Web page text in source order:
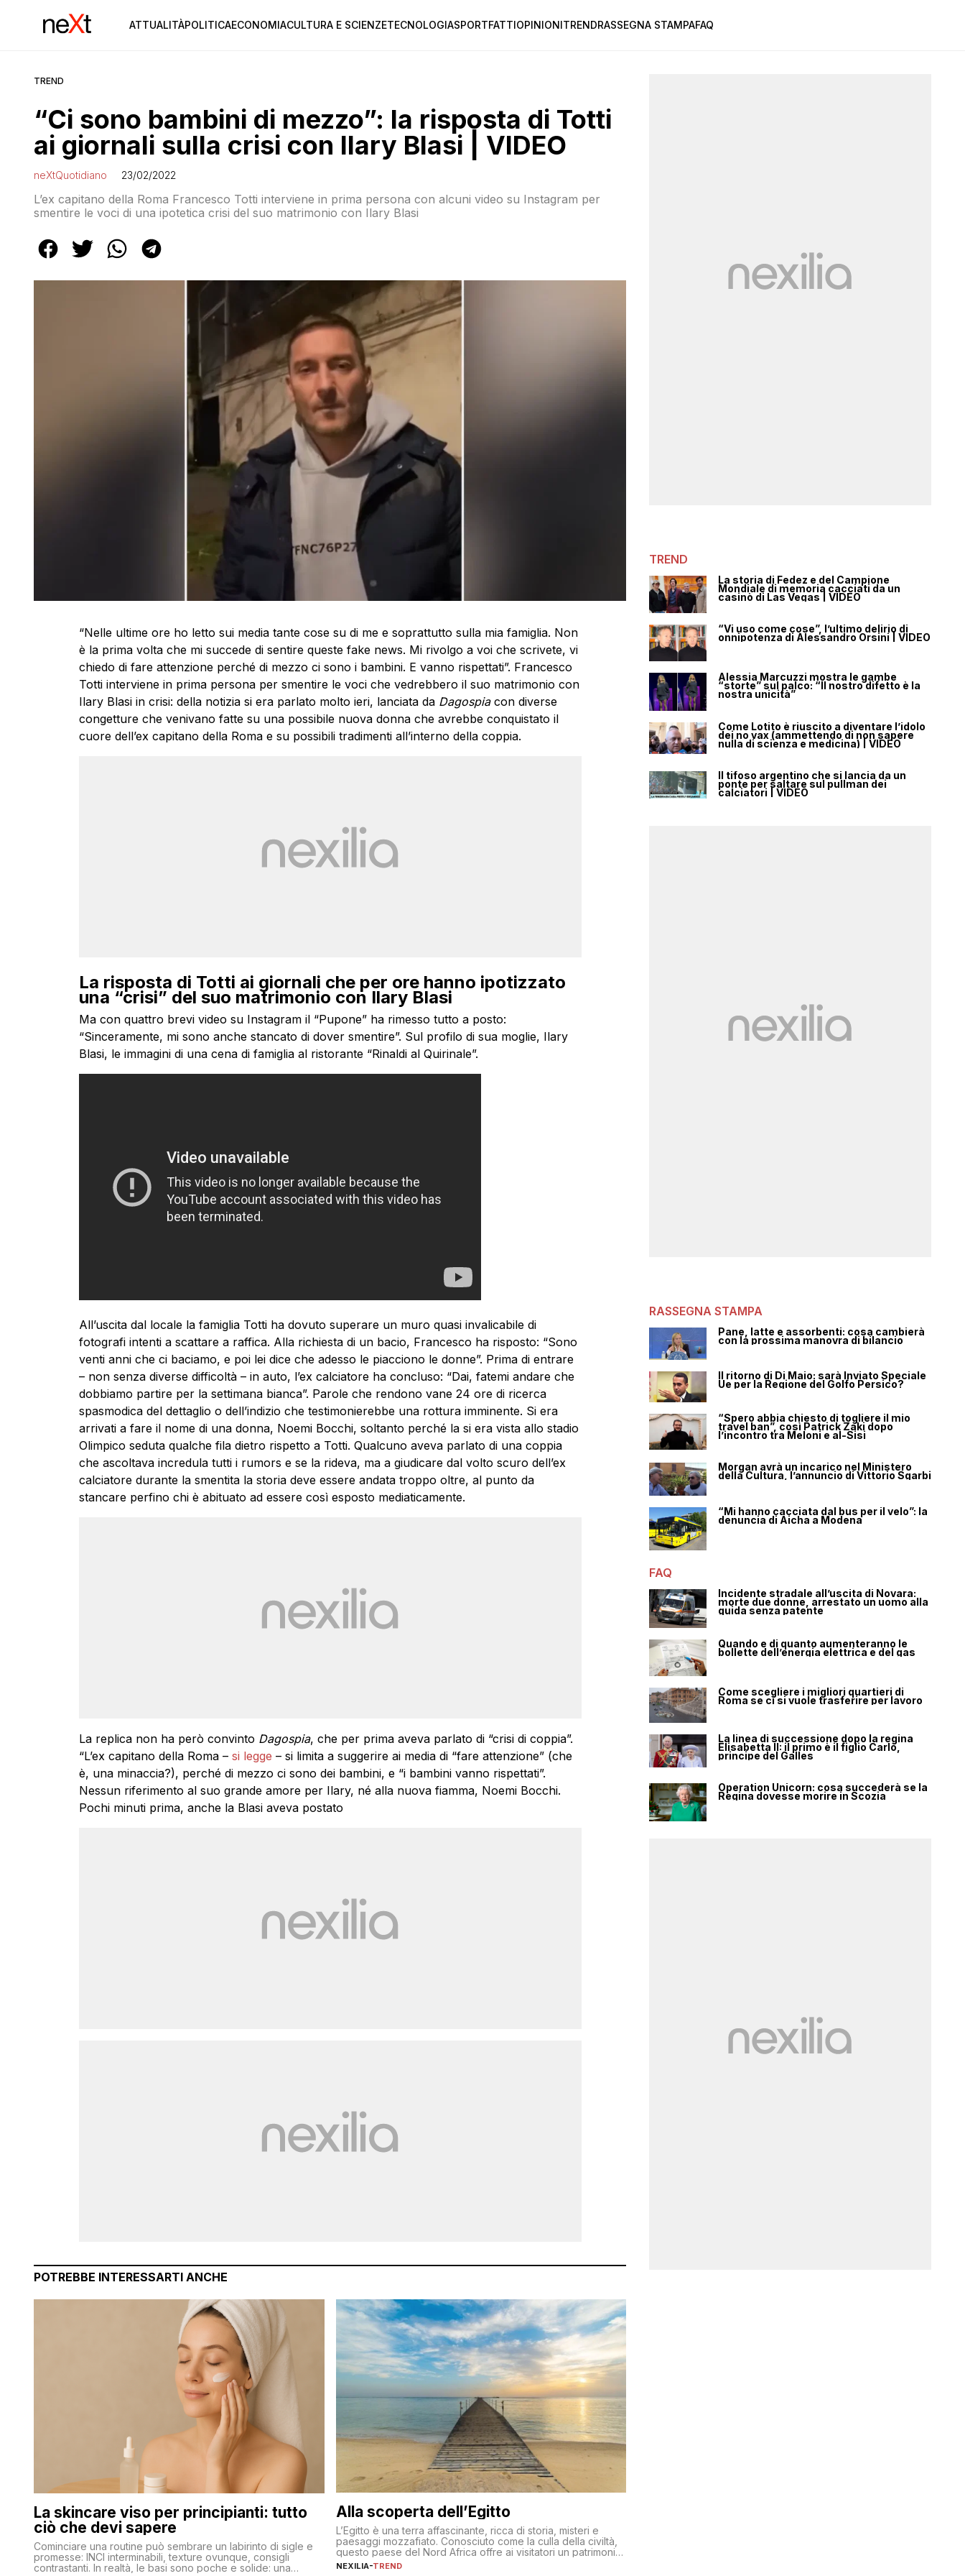
ATTUALITÀPOLITICAECONOMIACULTURA E SCIENZETECNOLOGIASPORTFATTIOPINIONITRENDRASSEGNA STAMPAFAQ
TREND
“Ci sono bambini di mezzo”: la risposta di Totti
ai giornali sulla crisi con Ilary Blasi | VIDEO
neXtQuotidiano 23/02/2022
L’ex capitano della Roma Francesco Totti interviene in prima persona con alcuni video su Instagram per
smentire le voci di una ipotetica crisi del suo matrimonio con Ilary Blasi
“Nelle ultime ore ho letto sui media tante cose su di me e soprattutto sulla mia famiglia. Non
è la prima volta che mi succede di sentire queste fake news. Mi rivolgo a voi che scrivete, vi
chiedo di fare attenzione perché di mezzo ci sono i bambini. E vanno rispettati”. Francesco
Totti interviene in prima persona per smentire le voci che vedrebbero il suo matrimonio con
Ilary Blasi in crisi: della notizia si era parlato molto ieri, lanciata da Dagospiacon diverse
congetture che venivano fatte su una possibile nuova donna che avrebbe conquistato il
cuore dell’ex capitano della Roma e su possibili tradimenti all’interno della coppia.
La risposta di Totti ai giornali che per ore hanno ipotizzato
una “crisi” del suo matrimonio con Ilary Blasi
Ma con quattro brevi video su Instagram il “Pupone” ha rimesso tutto a posto:
“Sinceramente, mi sono anche stancato di dover smentire”. Sul profilo di sua moglie, Ilary
Blasi, le immagini di una cena di famiglia al ristorante “Rinaldi al Quirinale”.
All’uscita dal locale la famiglia Totti ha dovuto superare un muro quasi invalicabile di
fotografi intenti a scattare a raffica. Alla richiesta di un bacio, Francesco ha risposto: “Sono
venti anni che ci baciamo, e poi lei dice che adesso le piacciono le donne”. Prima di entrare
– non senza diverse difficoltà – in auto, l’ex calciatore ha concluso: “Dai, fatemi andare che
dobbiamo partire per la settimana bianca”. Parole che rendono vane 24 ore di ricerca
spasmodica del dettaglio o dell’indizio che testimonierebbe una rottura imminente. Si era
arrivati a fare il nome di una donna, Noemi Bocchi, soltanto perché la si era vista allo stadio
Olimpico seduta qualche fila dietro rispetto a Totti. Qualcuno aveva parlato di una coppia
che ascoltava incredula tutti i rumors e se la rideva, ma a giudicare dal volto scuro dell’ex
calciatore durante la smentita la storia deve essere andata troppo oltre, al punto da
stancare perfino chi è abituato ad essere così esposto mediaticamente.
La replica non ha però convinto Dagospia, che per prima aveva parlato di “crisi di coppia”.
“L’ex capitano della Roma – si legge – si limita a suggerire ai media di “fare attenzione” (che
è, una minaccia?), perché di mezzo ci sono dei bambini, e “i bambini vanno rispettati”.
Nessun riferimento al suo grande amore per Ilary, né alla nuova fiamma, Noemi Bocchi.
Pochi minuti prima, anche la Blasi aveva postato
POTREBBE INTERESSARTI ANCHE
La skincare viso per principianti: tutto
ciò che devi sapere
Cominciare una routine può sembrare un labirinto di sigle e
promesse: INCI interminabili, texture ovunque, consigli
contrastanti. In realtà, le basi sono poche e solide: una
Alla scoperta dell’Egitto
L’Egitto è una terra affascinante, ricca di storia, misteri e
paesaggi mozzafiato. Conosciuto come la culla della civiltà,
questo paese del Nord Africa offre ai visitatori un patrimonio
culturale unico al mondo. Attraverso i millenni, l’Egitto è stato
NEXILIA-TREND
TREND
La storia di Fedez e del Campione
Mondiale di memoria cacciati da un
casinò di Las Vegas | VIDEO
“Vi uso come cose”, l’ultimo delirio di
onnipotenza di Alessandro Orsini | VIDEO
Alessia Marcuzzi mostra le gambe
“storte” sul palco: “Il nostro difetto è la
nostra unicità”
Come Lotito è riuscito a diventare l’idolo
dei no vax (ammettendo di non sapere
nulla di scienza e medicina) | VIDEO
Il tifoso argentino che si lancia da un
ponte per saltare sul pullman dei
calciatori | VIDEO
RASSEGNA STAMPA
Pane, latte e assorbenti: cosa cambierà
con la prossima manovra di bilancio
Il ritorno di Di Maio: sarà Inviato Speciale
Ue per la Regione del Golfo Persico?
“Spero abbia chiesto di togliere il mio
travel ban”, così Patrick Zaki dopo
l’incontro tra Meloni e al-Sisi
Morgan avrà un incarico nel Ministero
della Cultura, l’annuncio di Vittorio Sgarbi
“Mi hanno cacciata dal bus per il velo”: la
denuncia di Aicha a Modena
FAQ
Incidente stradale all’uscita di Novara:
morte due donne, arrestato un uomo alla
guida senza patente
Quando e di quanto aumenteranno le
bollette dell’energia elettrica e del gas
Come scegliere i migliori quartieri di
Roma se ci si vuole trasferire per lavoro
La linea di successione dopo la regina
Elisabetta II: il primo è il figlio Carlo,
principe del Galles
Operation Unicorn: cosa succederà se la
Regina dovesse morire in Scozia